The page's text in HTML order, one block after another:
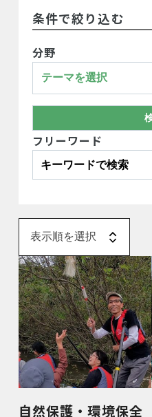
条件で絞り込む
分野
フリーワード
自然保護・環境保全